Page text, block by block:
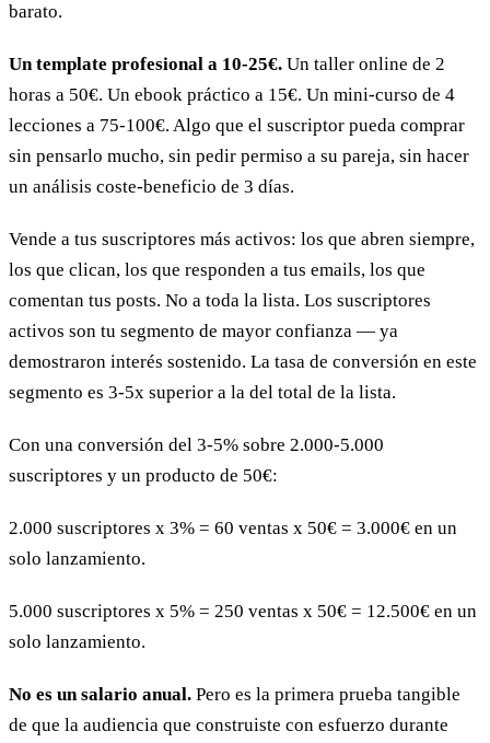
barato.
Un template profesional a 10-25€. Un taller online de 2
horas a 50€. Un ebook práctico a 15€. Un mini-curso de 4
lecciones a 75-100€. Algo que el suscriptor pueda comprar
sin pensarlo mucho, sin pedir permiso a su pareja, sin hacer
un análisis coste-beneficio de 3 días.
Vende a tus suscriptores más activos: los que abren siempre,
los que clican, los que responden a tus emails, los que
comentan tus posts. No a toda la lista. Los suscriptores
activos son tu segmento de mayor confianza — ya
demostraron interés sostenido. La tasa de conversión en este
segmento es 3-5x superior a la del total de la lista.
Con una conversión del 3-5% sobre 2.000-5.000
suscriptores y un producto de 50€:
2.000 suscriptores x 3% = 60 ventas x 50€ = 3.000€ en un
solo lanzamiento.
5.000 suscriptores x 5% = 250 ventas x 50€ = 12.500€ en un
solo lanzamiento.
No es un salario anual. Pero es la primera prueba tangible
de que la audiencia que construiste con esfuerzo durante